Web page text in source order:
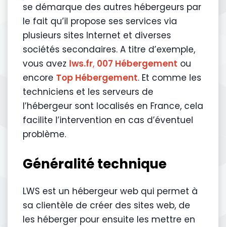
se démarque des autres hébergeurs par
le fait qu’il propose ses services via
plusieurs sites Internet et diverses
sociétés secondaires. A titre d’exemple,
vous avez lws.fr, 007 Hébergement ou
encore Top Hébergement. Et comme les
techniciens et les serveurs de
l’hébergeur sont localisés en France, cela
facilite l’intervention en cas d’éventuel
problème.
Généralité technique
LWS est un hébergeur web qui permet à
sa clientèle de créer des sites web, de
les héberger pour ensuite les mettre en